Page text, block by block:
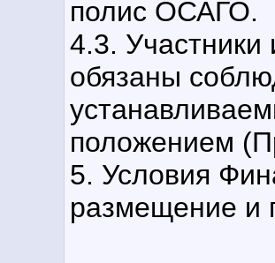
полис ОСАГО.
4.3. Участники
обязаны
положением
5. Условия
размещение и